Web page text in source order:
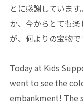
とに感謝していま
か、今からとても
が、何よりの宝物で
Today at Kids
went to see the
embankment! The